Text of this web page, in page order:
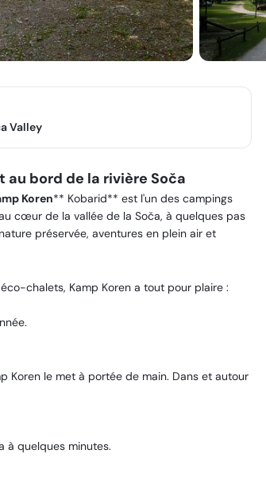
Valley
au bord de la rivière Soča
Koren** Kobarid** est l'un des campings
cœur de la vallée de la Soča, à quelques pas
préservée, aventures en plein air et
chalets, Kamp Koren a tout pour plaire :
Koren le met à portée de main. Dans et autour
à quelques minutes.